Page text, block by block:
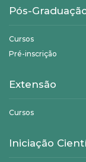
Pós-
Cursos
Pré-inscrição
Extensão
Cursos
Iniciação